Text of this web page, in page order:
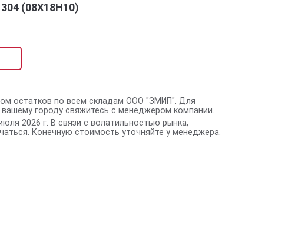
304 (08Х18Н10)
остатков по всем складам ООО "ЗМИП". Для
вашему городу свяжитесь с менеджером компании.
2026 г. В связи с волатильностью рынка,
Конечную стоимость уточняйте у менеджера.